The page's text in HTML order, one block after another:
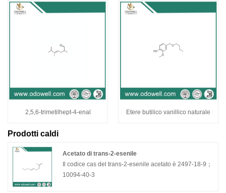
2,5,6-trimetilhept-4-enal Etere butilico vanillico naturale
Prodotti caldi
Acetato di trans-2-esenile
Il codice cas del trans-2-esenile acetato è 2497-18-9；
10094-40-3